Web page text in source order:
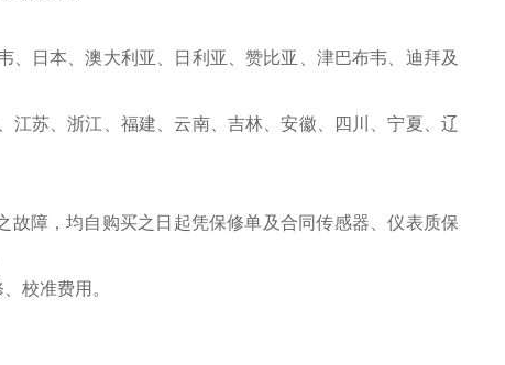
日本、澳大利亚、日利亚、赞比亚、津巴布韦、迪拜及
苏、浙江、福建、云南、吉林、安徽、四川、宁夏、辽
故障，均自购买之日起凭保修单及合同传感器、仪表质保
校准费用。